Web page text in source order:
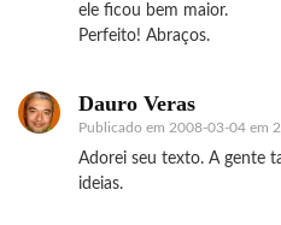
ele ficou bem maior.
Perfeito! Abraços.
Dauro Veras
Publicado em 2008-03-04 em
Adorei seu texto. A gente
ideias.